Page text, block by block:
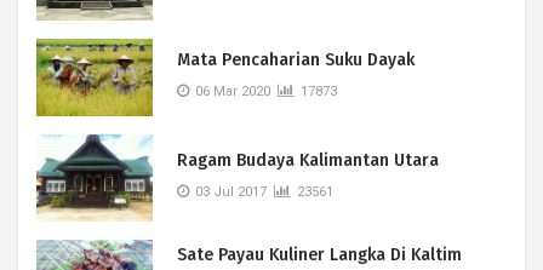
Mata Pencaharian Suku Dayak
06 Mar 2020 17873
Ragam Budaya Kalimantan Utara
03 Jul 2017 23561
Sate Payau Kuliner Langka Di Kaltim